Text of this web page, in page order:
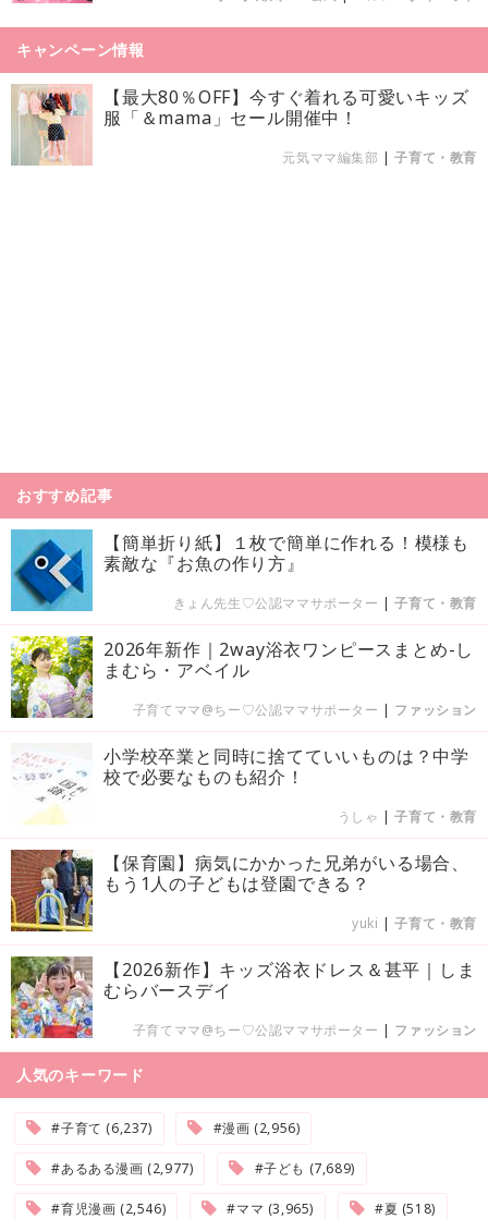
キャンペーン情報
【最大80％OFF】今すぐ着れる可愛いキッズ
服「＆mama」セール開催中！
元気ママ編集部 |子育て・教育
おすすめ記事
【簡単折り紙】１枚で簡単に作れる！模様も
素敵な『お魚の作り方』
きょん先生♡公認ママサポーター |子育て・教育
2026年新作｜2way浴衣ワンピースまとめ-し
まむら・アベイル
子育てママ@ちー♡公認ママサポーター | ファッション
小学校卒業と同時に捨てていいものは？中学
校で必要なものも紹介！
うしゃ |子育て・教育
【保育園】病気にかかった兄弟がいる場合、
もう1人の子どもは登園できる？
yuki |子育て・教育
【2026新作】キッズ浴衣ドレス＆甚平｜しま
むらバースデイ
子育てママ@ちー♡公認ママサポーター | ファッション
人気のキーワード
#子育て (6,237) #漫画 (2,956)
#あるある漫画 (2,977) #子ども (7,689)
#育児漫画 (2,546) #ママ (3,965) #夏 (518)